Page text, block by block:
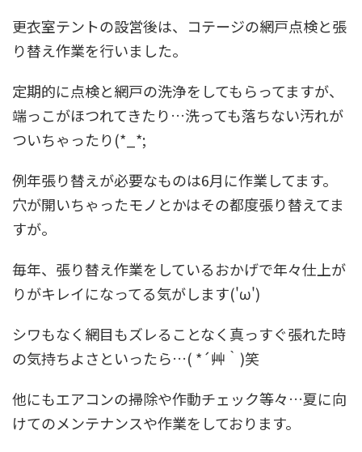
更衣室テントの設営後は、コテージの網戸点検と張
り替え作業を行いました。
定期的に点検と網戸の洗浄をしてもらってますが、
端っこがほつれてきたり…洗っても落ちない汚れが
ついちゃったり(*_*;
例年張り替えが必要なものは6月に作業してます。
穴が開いちゃったモノとかはその都度張り替えてま
すが。
毎年、張り替え作業をしているおかげで年々仕上が
りがキレイになってる気がします('ω')
シワもなく網目もズレることなく真っすぐ張れた時
の気持ちよさといったら…( *´艸｀)笑
他にもエアコンの掃除や作動チェック等々…夏に向
けてのメンテナンスや作業をしております。